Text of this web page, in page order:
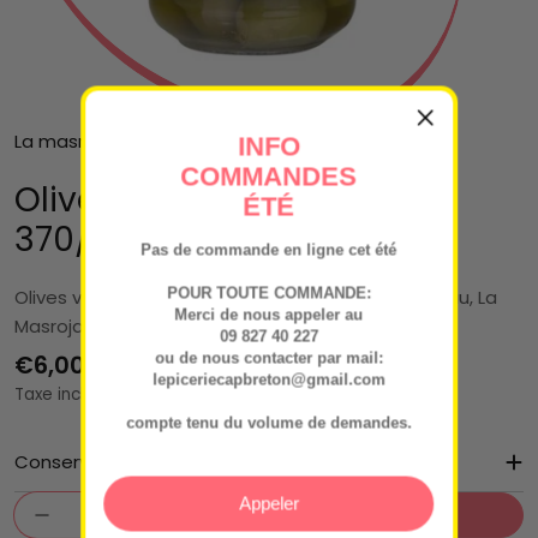
La masrojana EVOOTRADE
Olive Gordal Piquante
370/210G
Olives vertes variété gordal, piquantes avec noyau, La
Masrojana (210 g)
Prix
€6,00
Taxe incluse.
Conservation
Quantité
Diminuer La Quantité Pour Olive Gordal
Augmenter La Quantité Pour Olive
Ajouter Au Panier
INFO
COMMANDES
ÉTÉ
Pas de commande en ligne cet été
POUR TOUTE COMMANDE:
Merci de nous appeler au
09 827 40 227
ou de nous contacter par mail:
lepiceriecapbreton@gmail.com
compte tenu du volume de demandes.
Appeler